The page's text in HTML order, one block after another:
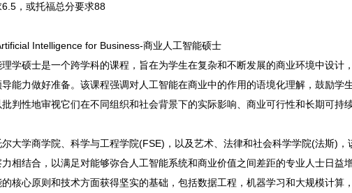
，或托福总分要求88
Intelligence for Business-商业人工智能硕士
学硕士是一个跨学科的课程，旨在为学生在复杂和不断发展的商业环境中设计
能力做好准备。该课程强调对人工智能在商业中的作用的语境化理解，鼓励学
判性地审视它们在不同组织和社会背景下的实际影响、商业可行性和长期可持续
大学商学院、科学与工程学院(FSE)，以及艺术、法律和社会科学学院(法斯)，
相结合，以满足对能够弥合人工智能系统和商业价值之间差距的专业人士日益
核心原则和技术方面获得坚实的基础，包括数据工程，机器学习和大规模计算